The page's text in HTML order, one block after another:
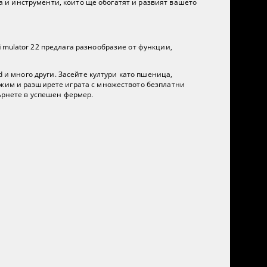
и инструменти, които ще обогатят и развият вашето
22 предлага разнообразие от функции,
много други. Засейте култури като пшеница,
и разширете играта с множеството безплатни
в успешен фермер.